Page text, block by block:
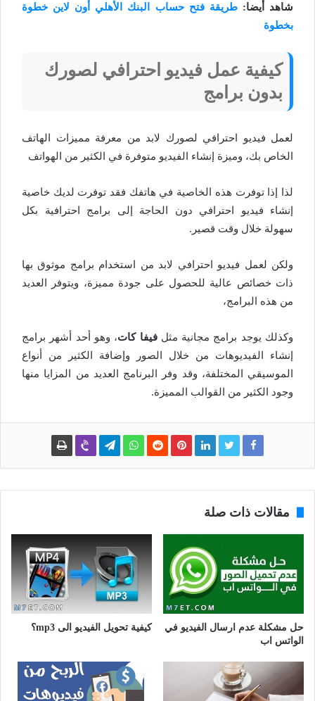
شاهد أيضا:طريقة فتح حساب البنك الأهلي أون لاين خطوة
بخطوة
كيفية عمل فيديو احترافي لصورك
بدون برامج
لعمل فيديو احترافي لصورك لابد من معرفة مميزات الهاتف
الخاص بك، وميزة إنشاء الفيديو متوفرة في الكثير من الهواتف
لذا إذا توفرت هذه الخاصية في هاتفك فقد توفرت لديك خاصية
إنشاء فيديو احترافي دون الحاجة إلى برامج احترافية بكل
سهولة خلال وقت قصير.
ولكن لعمل فيديو احترافي لابد من استخدام برامج موثوق بها
ذات خصائص عالية للحصول على جودة مميزة، ويتوفر العديد
من هذه البرامج،
وكذلك يوجد برامج مجانية مثلفيفا كات، وهو أحد أشهر برامج
إنشاء الفيديوهات من خلال الصور وإضافة الكثير من أنواع
الموسيقي المختلفة، وقد وفر البرنامج العديد من المزايا منها
وجود الكثير من القوالب المميزة.
مقالات ذات صلة
حل مشكلة عدم ارسال الفيديو في
الواتس اب
كيفية تحويل الفيديو الى mp3؟